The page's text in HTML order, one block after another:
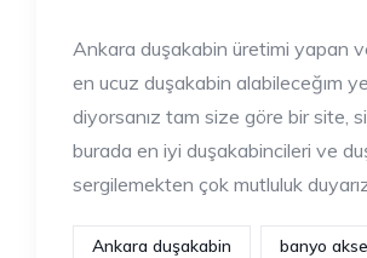
Ankara duşakabin üretimi yapan
en ucuz duşakabin alabileceğım
diyorsanız tam size göre bir site,
burada en iyi duşakabincileri ve
sergilemekten çok mutluluk
Ankara duşakabin banyo